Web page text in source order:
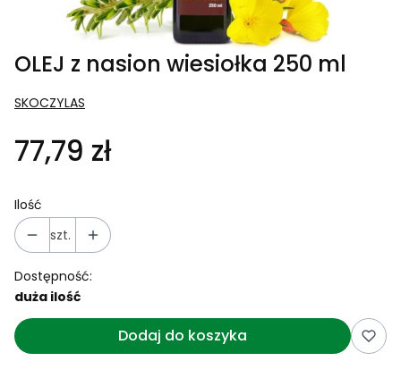
OLEJ z nasion wiesiołka 250 ml
SKOCZYLAS
77,79 zł
Ilość
szt.
Dostępność:
duża ilość
Dodaj do koszyka